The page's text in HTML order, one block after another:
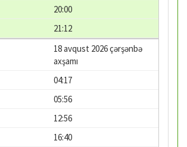
20:00
21:12
18 avqust 2026 çərşənbə
axşamı
04:17
05:56
12:56
16:40